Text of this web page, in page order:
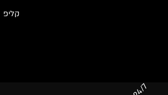
קליפ
24/7